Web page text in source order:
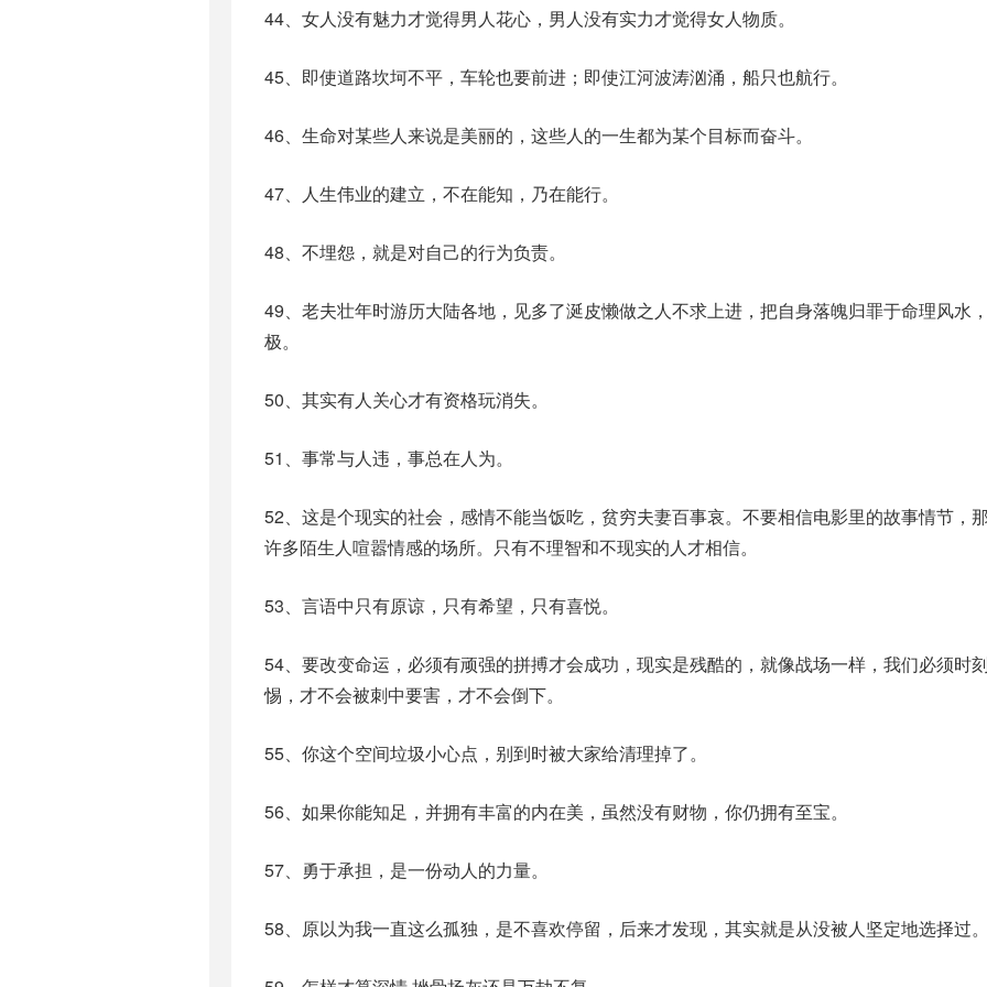
44、女人没有魅力才觉得男人花心，男人没有实力才觉得女人物质。
45、即使道路坎坷不平，车轮也要前进；即使江河波涛汹涌，船只也航行。
46、生命对某些人来说是美丽的，这些人的一生都为某个目标而奋斗。
47、人生伟业的建立，不在能知，乃在能行。
48、不埋怨，就是对自己的行为负责。
49、老夫壮年时游历大陆各地，见多了涎皮懒做之人不求上进，把自身落魄归罪于命理风水
极。
50、其实有人关心才有资格玩消失。
51、事常与人违，事总在人为。
52、这是个现实的社会，感情不能当饭吃，贫穷夫妻百事哀。不要相信电影里的故事情节，
许多陌生人喧嚣情感的场所。只有不理智和不现实的人才相信。
53、言语中只有原谅，只有希望，只有喜悦。
54、要改变命运，必须有顽强的拼搏才会成功，现实是残酷的，就像战场一样，我们必须时
惕，才不会被刺中要害，才不会倒下。
55、你这个空间垃圾小心点，别到时被大家给清理掉了。
56、如果你能知足，并拥有丰富的内在美，虽然没有财物，你仍拥有至宝。
57、勇于承担，是一份动人的力量。
58、原以为我一直这么孤独，是不喜欢停留，后来才发现，其实就是从没被人坚定地选择过